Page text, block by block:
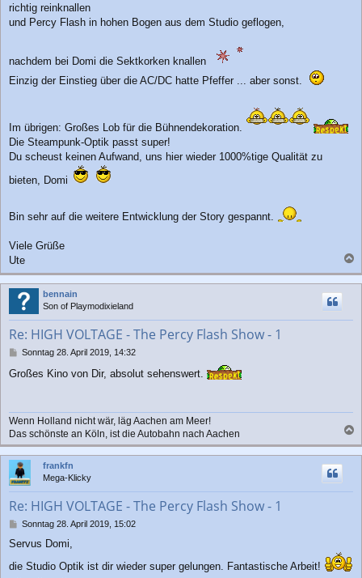
richtig reinknallen
und Percy Flash in hohen Bogen aus dem Studio geflogen,
nachdem bei Domi die Sektkorken knallen
Einzig der Einstieg über die AC/DC hatte Pfeffer ... aber sonst.
Im übrigen: Großes Lob für die Bühnendekoration.
Die Steampunk-Optik passt super!
Du scheust keinen Aufwand, uns hier wieder 1000%tige Qualität zu
bieten, Domi
Bin sehr auf die weitere Entwicklung der Story gespannt.
Viele Grüße
Ute
a
c
bennain
Son of Playmodixieland
Re: HIGH VOLTAGE - The Percy Flash Show - 1
B
i
a
g
Sonntag 28. April 2019, 14:32
Großes Kino von Dir, absolut sehenswert.
Wenn Holland nicht wär, läg Aachen am Meer!
Das schönste an Köln, ist die Autobahn nach Aachen
a
c
frankfn
Mega-Klicky
Re: HIGH VOLTAGE - The Percy Flash Show - 1
B
i
r
Sonntag 28. April 2019, 15:02
Servus Domi,
die Studio Optik ist dir wieder super gelungen. Fantastische Arbeit!